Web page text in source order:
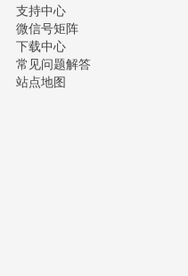
支持中心
微信号矩阵
下载中心
常见问题解答
站点地图